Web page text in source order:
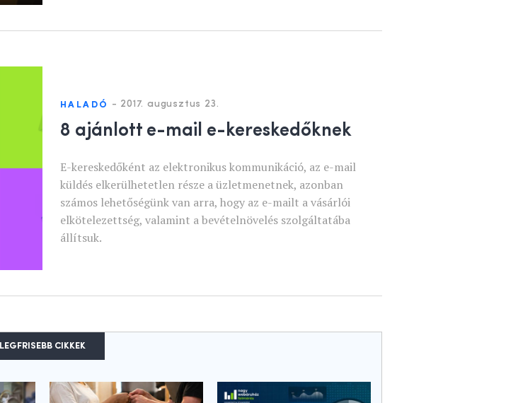
HALADÓ - 2017. augusztus 23.
8 ajánlott e-mail e-kereskedőknek
E-kereskedőként az elektronikus kommunikáció, az e-mail
küldés elkerülhetetlen része a üzletmenetnek, azonban
számos lehetőségünk van arra, hogy az e-mailt a vásárlói
elkötelezettség, valamint a bevételnövelés szolgáltatába
állítsuk.
LEGFRISEBB CIKKEK